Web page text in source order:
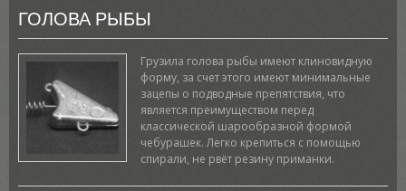
ГОЛОВА РЫБЫ
Грузила голова рыбы имеют клиновидную
форму, за счет этого имеют минимальные
зацепы о подводные препятствия, что
является преимуществом перед
классической шарообразной формой
чебурашек. Легко крепиться с помощью
спирали, не рвёт резину приманки.